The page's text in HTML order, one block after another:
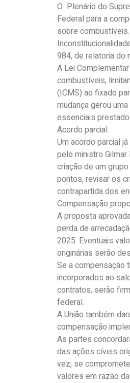
O Plenário do
Federal para a
sobre
984, de relatoria do
A Lei
combustíveis,
(ICMS) ao fixado
mudança gerou
essenciais
Acordo parcial
Um acordo parcial
pelo ministro
criação de um
pontos, revisar os
contrapartida dos
Compensação
A proposta
perda de
2025. Eventuais
originárias serão
Se a compensação
incorporados ao
contratos, serão
federal.
A União também
compensação
As partes
das ações cíveis
vez, se
valores em razão